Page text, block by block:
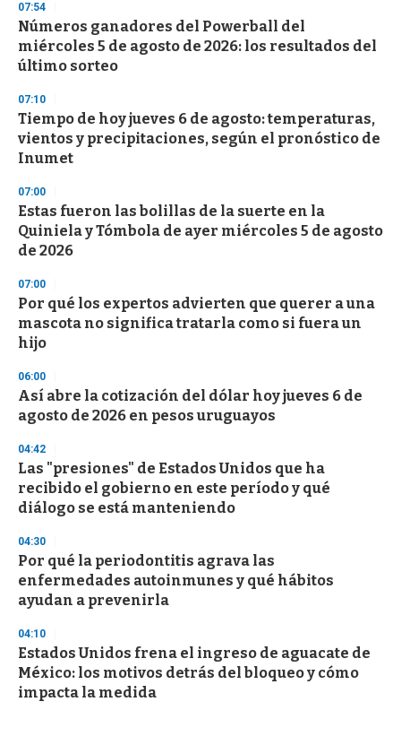
d
s
o
f
3
s
e
c
o
n
07:54
Números ganadores del Powerball del
miércoles 5 de agosto de 2026: los resultados del
último sorteo
07:10
Tiempo de hoy jueves 6 de agosto: temperaturas,
vientos y precipitaciones, según el pronóstico de
Inumet
07:00
Estas fueron las bolillas de la suerte en la
Quiniela y Tómbola de ayer miércoles 5 de agosto
de 2026
07:00
Por qué los expertos advierten que querer a una
mascota no significa tratarla como si fuera un
hijo
06:00
Así abre la cotización del dólar hoy jueves 6 de
agosto de 2026 en pesos uruguayos
04:42
Las "presiones" de Estados Unidos que ha
recibido el gobierno en este período y qué
diálogo se está manteniendo
04:30
Por qué la periodontitis agrava las
enfermedades autoinmunes y qué hábitos
ayudan a prevenirla
04:10
Estados Unidos frena el ingreso de aguacate de
México: los motivos detrás del bloqueo y cómo
impacta la medida